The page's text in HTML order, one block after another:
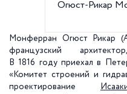
Огюст-Рикар
Монферран Огюст Рикар
французский
В 1816 году приехал в
«Комитет строений и
проектирование